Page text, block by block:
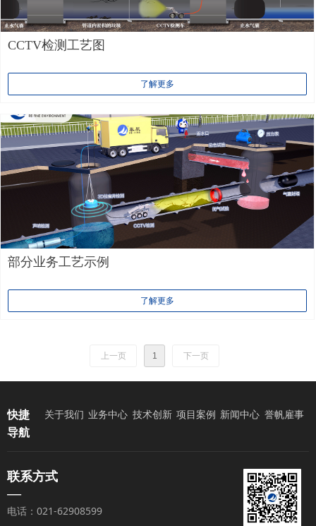
CCTV检测工艺图
了解更多
部分业务工艺示例
了解更多
上一页 1 下一页
快捷
导航
关于我们 业务中心 技术创新 项目案例 新闻中心 誉帆雇事
联系方式
—
电话：021-62908599